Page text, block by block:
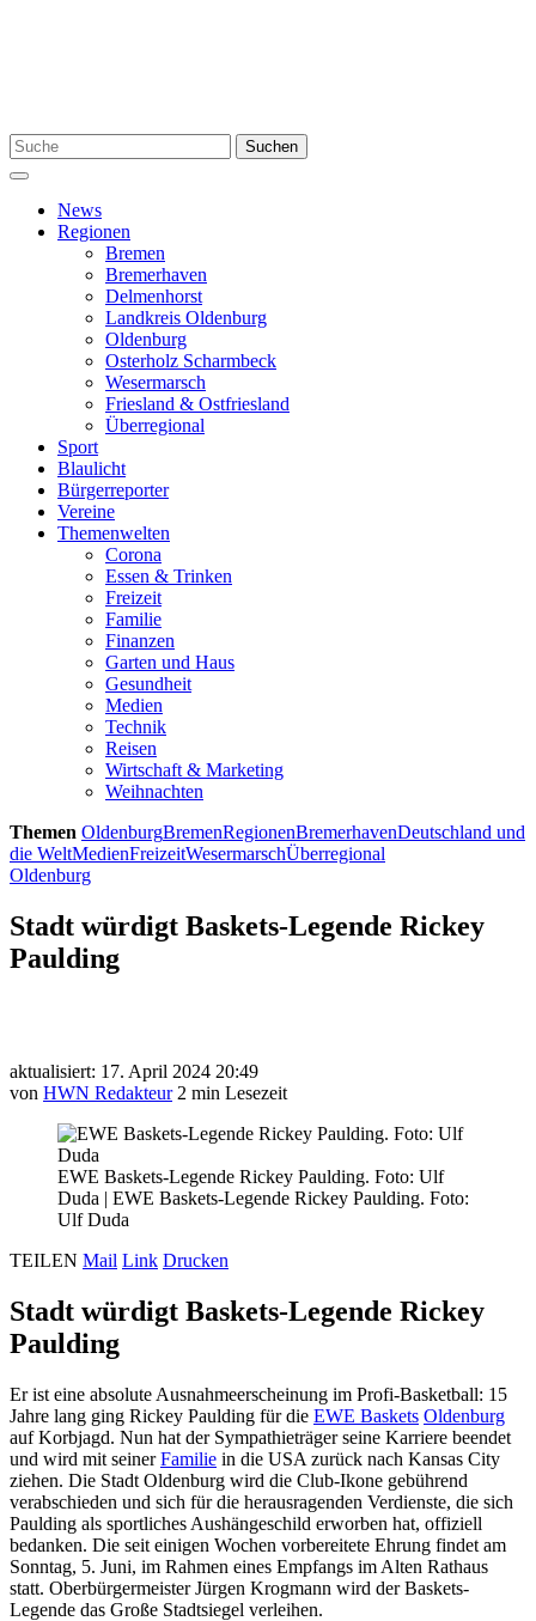
Suchen
nach:
Suchen
Menü
News
Regionen
Bremen
Bremerhaven
Delmenhorst
Landkreis Oldenburg
Oldenburg
Osterholz Scharmbeck
Wesermarsch
Friesland & Ostfriesland
Überregional
Sport
Blaulicht
Bürgerreporter
Vereine
Themenwelten
Corona
Essen & Trinken
Freizeit
Familie
Finanzen
Garten und Haus
Gesundheit
Medien
Technik
Reisen
Wirtschaft & Marketing
Weihnachten
Themen OldenburgBremenRegionenBremerhavenDeutschland und
die WeltMedienFreizeitWesermarschÜberregional
Oldenburg
Stadt würdigt Baskets-Legende Rickey
Paulding
aktualisiert: 17. April 2024 20:49
von HWN Redakteur 2 min Lesezeit
EWE Baskets-Legende Rickey Paulding. Foto: Ulf
Duda | EWE Baskets-Legende Rickey Paulding. Foto:
Ulf Duda
TEILEN Mail Link Drucken
Stadt würdigt Baskets-Legende Rickey
Paulding
Er ist eine absolute Ausnahmeerscheinung im Profi-Basketball: 15
Jahre lang ging Rickey Paulding für die EWE Baskets Oldenburg
auf Korbjagd. Nun hat der Sympathieträger seine Karriere beendet
und wird mit seinerFamilie in die USA zurück nach Kansas City
ziehen. Die Stadt Oldenburg wird die Club-Ikone gebührend
verabschieden und sich für die herausragenden Verdienste, die sich
Paulding als sportliches Aushängeschild erworben hat, offiziell
bedanken. Die seit einigen Wochen vorbereitete Ehrung findet am
Sonntag, 5. Juni, im Rahmen eines Empfangs im Alten Rathaus
statt. Oberbürgermeister Jürgen Krogmann wird der Baskets-
Legende das Große Stadtsiegel verleihen.